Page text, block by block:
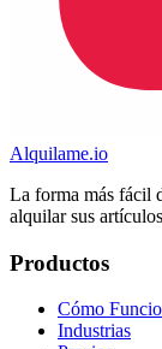
Alquilame.io
La forma más fácil
alquilar sus
Productos
Cómo
Industrias